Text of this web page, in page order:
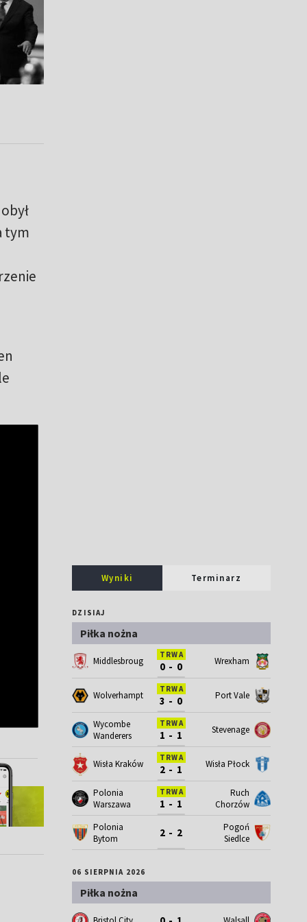
tym
Wyniki Terminarz
DZISIAJ
Piłka nożna
Middlesbrough
TRWA
0 - 0 Wrexham
Wolverhampton
TRWA
3 - 0 Port Vale
Wycombe
Wanderers
TRWA
1 - 1 Stevenage
Wisła Kraków
TRWA
2 - 1 Wisła Płock
Polonia
Warszawa
TRWA
1 - 1
Ruch
Chorzów
Polonia
Bytom
2 - 2
Pogoń
Siedlce
06 SIERPNIA 2026
Piłka nożna